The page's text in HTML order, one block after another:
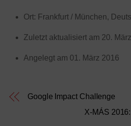
Ort: Frankfurt / München,
Zuletzt aktualisiert am 20.
Angelegt am 01. März 2016
Google Impact Challenge
X-MÁS